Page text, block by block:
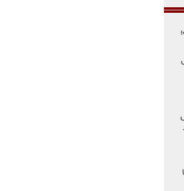
۱۰ غول